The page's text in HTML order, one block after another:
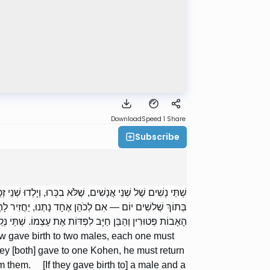
DownloadSpeed 1 Share
Subscribe
שְׁתֵּי נָשִׁים שֶׁל שְׁנֵי אֲנָשִׁים, שֶׁלֹּא בִכְּרוּ, וְיָלְדוּ
בְּתוֹךְ שְׁלשִׁים יוֹם — אִם לְכֹהֵן אֶחָד נָתְנוּ, יַחֲזִיר
הָאָבוֹת פְּטוּרִין וְהַבֵּן חַיָּב לִפְדּוֹת אֶת עַצְמוֹ. שְׁתֵּי
gave birth to two males, each one must
[both] gave to one Kohen, he must return
them. [If they gave birth to] a male and a